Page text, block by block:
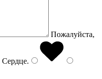
Пожалуйста,
Сердце.